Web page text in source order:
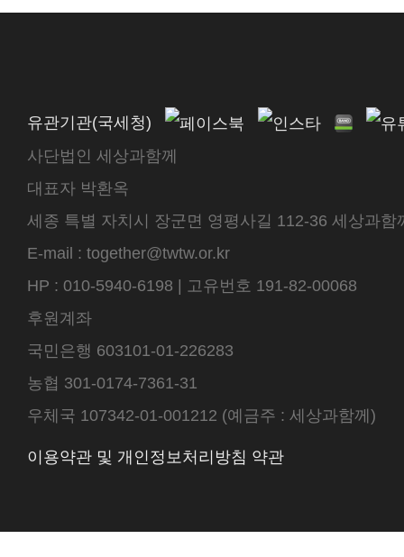
유관기관(국세청)
사단법인 세상과함께
대표자 박환옥
세종 특별 자치시 장군면 영평사길 112-36 세상과
E-mail : together@twtw.or.kr
HP : 010-5940-6198 | 고유번호 191-82-00068
후원계좌
국민은행 603101-01-226283
농협 301-0174-7361-31
우체국 107342-01-001212 (예금주 : 세상과함께)
이용약관 및 개인정보처리방침 약관